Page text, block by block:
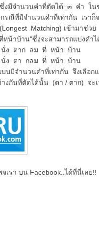
งมีจำนวนคำที่ตัดได้ ๓ คำ ใ
ณีที่มีจำนวนคำที่เท่ากัน เราก็
Matching) เข้ามาช่ว
หน้าบ้าน"ซึ่งจะสามารถแบ่งค
าก ลม ที่ หน้า บ้าน
า กลม ที่ หน้า บ้าน
ำนวนคำที่เท่ากัน จึงเลือกแ
างกันที่ตัดได้นั้น (ตา / ตาก) จะ
เรา บน Facebook..ได้ที่นี่เลย!!